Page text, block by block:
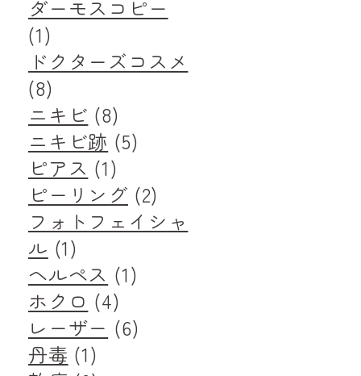
ダーモスコピー
(1)
ドクターズコスメ
(8)
ニキビ (8)
ニキビ跡 (5)
ピアス (1)
ピーリング (2)
フォトフェイシャ
ル (1)
ヘルペス (1)
ホクロ (4)
レーザー (6)
丹毒 (1)